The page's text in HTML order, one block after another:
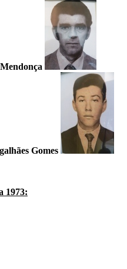
Gomes
1973: